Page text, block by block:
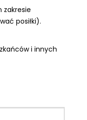
zakresie
posiłki).
i innych